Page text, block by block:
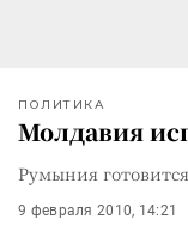
ПОЛИТИКА
Молдавия
Румыния
9 февраля 2010, 14:21